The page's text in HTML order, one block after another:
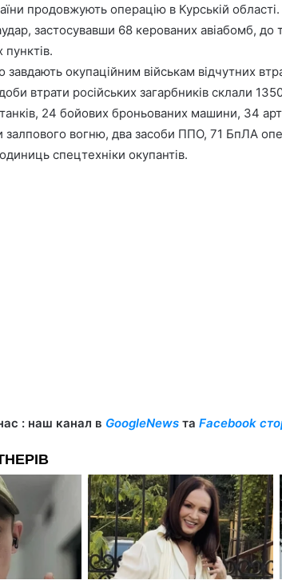
продовжують операцію в Курській
застосувавши 68 керованих авіабомб, до
пунктів.
завдають окупаційним військам відчутних
втрати російських загарбників склали
24 бойових броньованих машини, 34
залпового вогню, два засоби ППО, 71 БпЛА
спецтехніки окупантів.
: наш канал в GoogleNewsта Facebook